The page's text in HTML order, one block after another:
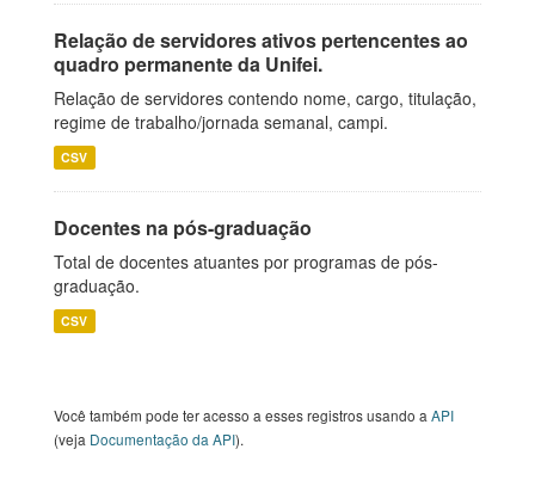
Relação de servidores ativos pertencentes ao
quadro permanente da Unifei.
Relação de servidores contendo nome, cargo, titulação,
regime de trabalho/jornada semanal, campi.
CSV
Docentes na pós-graduação
Total de docentes atuantes por programas de pós-
graduação.
CSV
Você também pode ter acesso a esses registros usando a API
(veja Documentação da API).